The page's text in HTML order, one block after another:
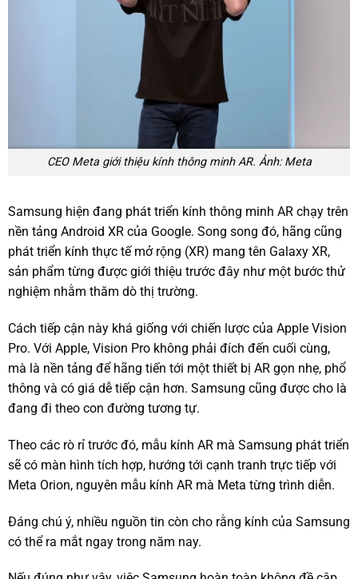
CEO Meta giới thiệu kính thông minh AR. Ảnh: Meta
Samsung hiện đang phát triển kính thông minh AR chạy trên
nền tảng Android XR của Google. Song song đó, hãng cũng
phát triển kính thực tế mở rộng (XR) mang tên Galaxy XR,
sản phẩm từng được giới thiệu trước đây như một bước thử
nghiệm nhằm thăm dò thị trường.
Cách tiếp cận này khá giống với chiến lược của Apple Vision
Pro. Với Apple, Vision Pro không phải đích đến cuối cùng,
mà là nền tảng để hãng tiến tới một thiết bị AR gọn nhẹ, phổ
thông và có giá dễ tiếp cận hơn. Samsung cũng được cho là
đang đi theo con đường tương tự.
Theo các rò rỉ trước đó, mẫu kính AR mà Samsung phát triển
sẽ có màn hình tích hợp, hướng tới cạnh tranh trực tiếp với
Meta Orion, nguyên mẫu kính AR mà Meta từng trình diễn.
Đáng chú ý, nhiều nguồn tin còn cho rằng kính của Samsung
có thể ra mắt ngay trong năm nay.